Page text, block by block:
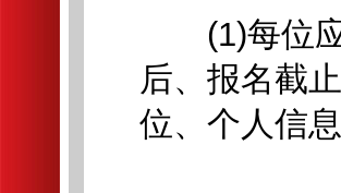
(1)每位应
后、报名截
位、个人信息